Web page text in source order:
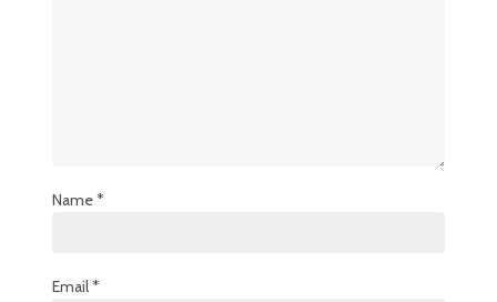
Name*
Email*